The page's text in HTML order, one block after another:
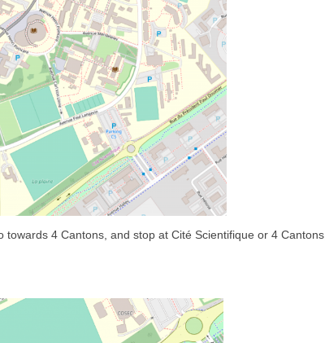
towards 4 Cantons, and stop at Cité Scientifique or 4 Cantons,